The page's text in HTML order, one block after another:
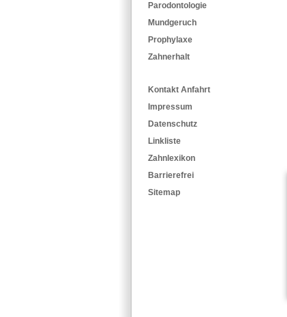
Parodontologie
Mundgeruch
Prophylaxe
Zahnerhalt
Kontakt Anfahrt
Impressum
Datenschutz
Linkliste
Zahnlexikon
Barrierefrei
Sitemap